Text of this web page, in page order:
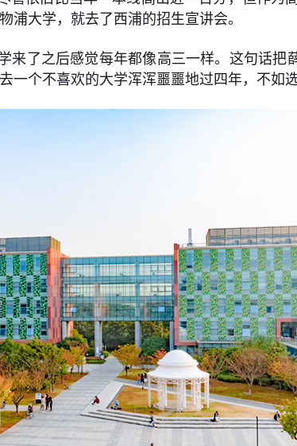
浦大学，就去了西浦的招生宣讲会。
来了之后感觉每年都像高三一样。这句话把
一个不喜欢的大学浑浑噩噩地过四年，不如